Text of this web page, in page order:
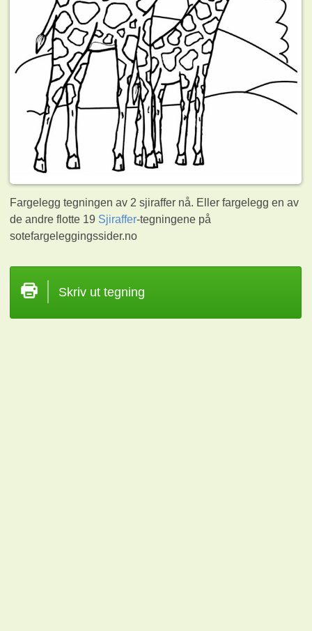
Fargelegg tegningen av 2 sjiraffer nå. Eller fargelegg en av
de andre flotte 19 Sjiraffer-tegningene på
sotefargeleggingssider.no
Skriv ut tegning